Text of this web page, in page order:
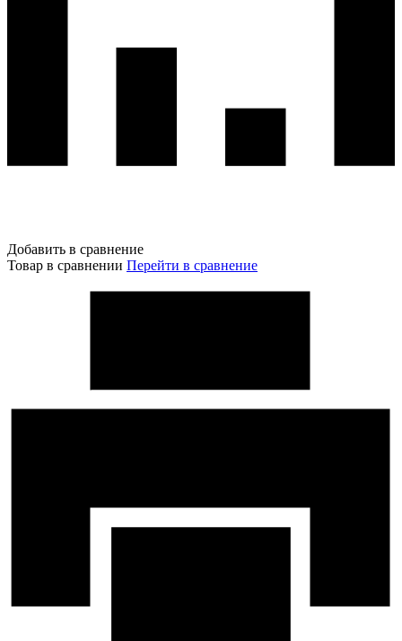
Добавить в сравнение
Товар в сравнении Перейти в сравнение